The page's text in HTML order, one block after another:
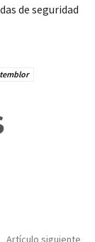
de seguridad
temblor
Artículo siguiente